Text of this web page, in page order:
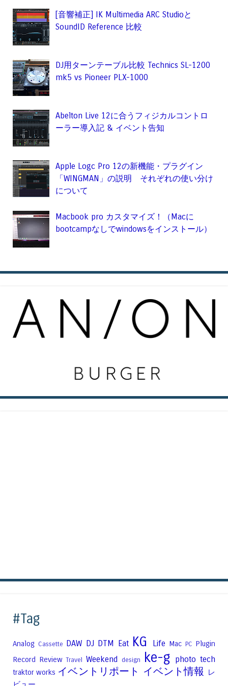
[音響補正] IK Multimedia ARC Studioと
SoundID Reference 比較
DJ用ターンテーブル比較 Technics SL-1200
mk5 vs Pioneer PLX-1000
Abelton Live 12に合うフィジカルコントロ
ーラー導入記 & イベント告知
Apple Logc Pro 12の新機能・プラグイン
「WINGMAN」の説明 それぞれの使い分け
について
Macbook pro カスタマイズ！（Macに
bootcampなしでwindowsをインストール）
#Tag
Analog Cassette DAW DJ DTM Eat KG Life Mac PC Plugin
Record Review Travel Weekend design ke-g photo tech
traktor works イベントリポート イベント情報
レ